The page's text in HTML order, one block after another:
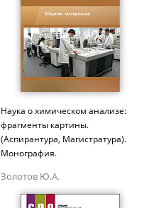
Наука о химическом анализе:
фрагменты картины.
(Аспирантура, Магистратура).
Монография.
Золотов Ю.А.